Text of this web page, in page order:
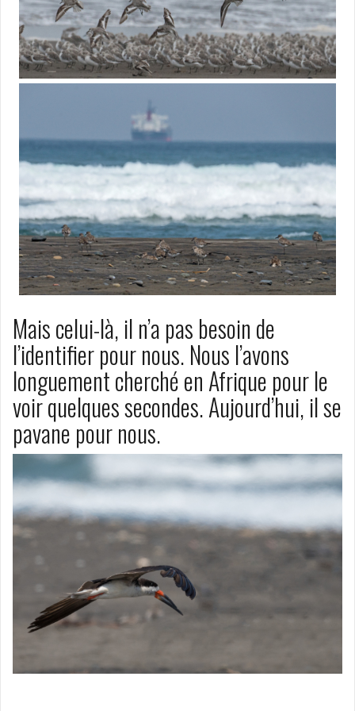
Mais celui-là, il n’a pas besoin de
l’identifier pour nous. Nous l’avons
longuement cherché en Afrique pour le
voir quelques secondes. Aujourd’hui, il se
pavane pour nous.